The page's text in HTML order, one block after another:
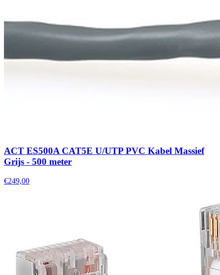
ACT ES500A CAT5E U/UTP PVC Kabel Massief
Grijs - 500 meter
€249,00